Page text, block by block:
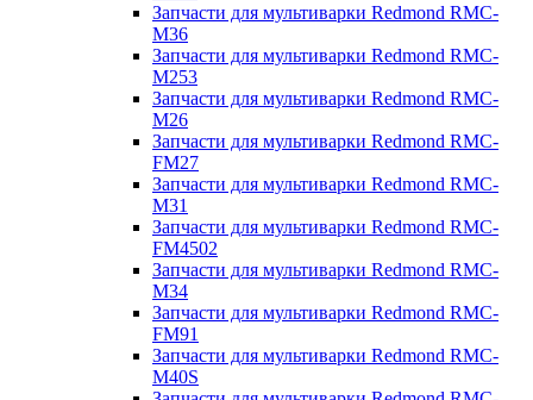
Запчасти для мультиварки Redmond RMC-
M36
Запчасти для мультиварки Redmond RMC-
M253
Запчасти для мультиварки Redmond RMC-
M26
Запчасти для мультиварки Redmond RMC-
FM27
Запчасти для мультиварки Redmond RMC-
M31
Запчасти для мультиварки Redmond RMC-
FM4502
Запчасти для мультиварки Redmond RMC-
M34
Запчасти для мультиварки Redmond RMC-
FM91
Запчасти для мультиварки Redmond RMC-
M40S